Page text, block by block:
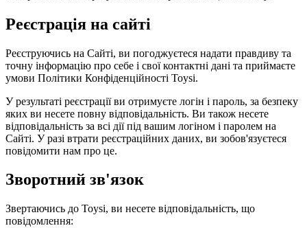
Реєстрація на сайті
Реєструючись на Сайті, ви погоджуєтеся надати правдиву та
точну інформацію про себе і свої контактні дані та приймаєте
умови Політики Конфіденційності Toysi.
У результаті реєстрації ви отримуєте логін і пароль, за безпеку
яких ви несете повну відповідальність. Ви також несете
відповідальність за всі дії під вашим логіном і паролем на
Сайті. У разі втрати реєстраційних даних, ви зобов'язуєтеся
повідомити нам про це.
Зворотний зв'язок
Звертаючись до Toysi, ви несете відповідальність, що
повідомлення: